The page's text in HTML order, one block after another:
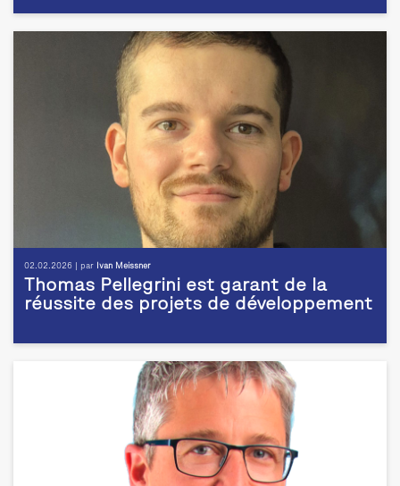
02.02.2026 | par Ivan Meissner
Thomas Pellegrini est garant de la
réussite des projets de développement